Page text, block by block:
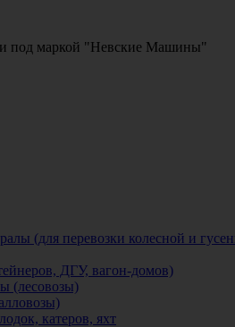
под маркой "Невские Машины"
(для перевозки колесной и
ДГУ, вагон-домов)
(лесовозы)
катеров, яхт